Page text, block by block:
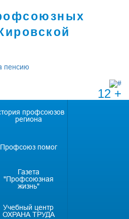
12 +
профсоюзов
региона
Профсоюз помог
Газета
"Профсоюзная
жизнь"
Учебный центр
ОХРАНА ТРУДА